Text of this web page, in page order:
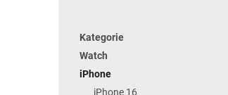
Kategorie
Watch
iPhone
iPhone 16